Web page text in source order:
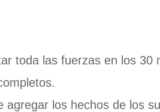
toda las fuerzas en los 30
agregar los hechos de los